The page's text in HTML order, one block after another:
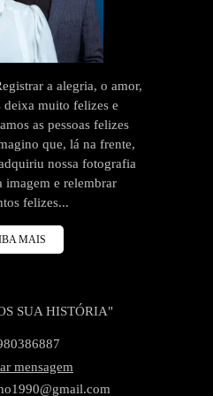
a alegria, o amor,
deixa muito felizes e
as pessoas felizes
que, lá na frente,
nossa fotografia
imagem e relembrar
felizes...
MAIS
SUA HISTÓRIA"
mensagem